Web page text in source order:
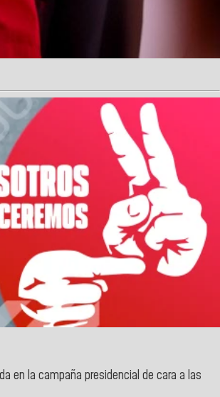
en la campaña presidencial de cara a las